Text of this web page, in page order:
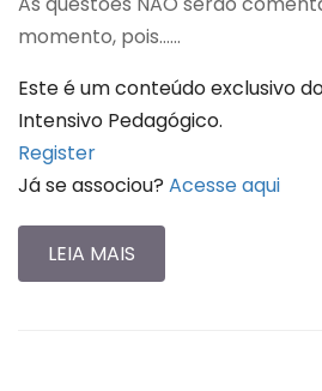
momento, pois…...
Este é um conteúdo exclusivo
Intensivo Pedagógico.
Register
Já se associou? Acesse aqui
LEIA MAIS